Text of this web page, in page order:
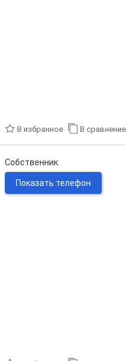
В избранное В сравнение
Собственник
Показать телефон